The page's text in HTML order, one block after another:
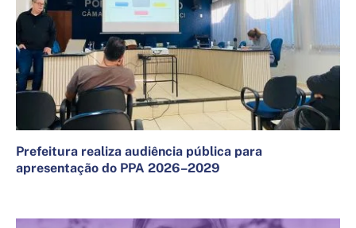
Prefeitura realiza audiência pública para
apresentação do PPA 2026–2029